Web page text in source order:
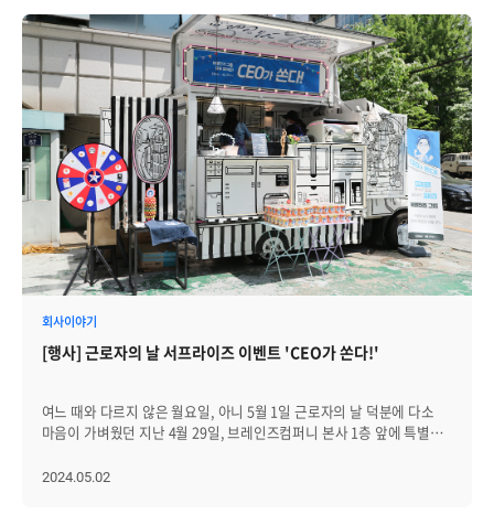
음료와 간식을 받은 구성원들을 삼삼오오 라운지에 모여, 몸과 마음을
든든히 채우며 즐거운 시간을 보냈습니다. │구성원들이 전하는 진심
어린 후기 짧지만 의미였었던 이번 커피차 이벤트에 대한, 몇몇
구성원들의 후기를 들어보았습니다. "쌀쌀한 날씨에 따뜻한 붕어빵을
먹으니 체온이 올라가는 기분이었어요. 팥붕, 슈붕을 나눠 먹으며
동료들과 이야기를 나누다 보니 마음까지 따뜻해졌습니다. 이런
이벤트를 준비해 주신 모든 분들께 감사드립니다!" "추운 날씨였지만,
커피차 덕분에 마음은 따뜻했어요. 오랜만에 붕어빵도 먹고 샌드위치와
커피까지 든든하게 챙겨서 오후 업무를 이어갈 수 있었습니다. 특히 팥
붕어빵이 따뜻하고 달달해서 정말 맛있더라고요. 추운 날씨에도
처음부터 끝까지 음식을 나눠주신 선근 님과 이벤트를 준비해 주신 모든
분들께 감사드립니다!" "커피차 방문 소식을 듣고 점심시간이 오기만을
기다렸어요. 마치 종이 울리면 급식소로 달려가던 고등학생 시절로
돌아간 기분이 들었습니다(웃음). 추운 날씨에도 불구하고 선근 님께서
느껴졌습니다. 든든한 샌드위치와 맛있는 간식으로 하루를 기분 좋게
마무리할 수 있었습니다!" 이번 깜짝 커피차 이벤트를 기획하고 진행한
선근 님은 "2024년을 마무리하는 시점에, 구성원들에게 조금이라도
구성원들을 격려하기 위해 준비했지만, 오히려 한 분 한 분의 밝은
표정을 보며 오히려 힘을 얻을 수 있었다. 앞으로도 모두가 즐겁고,
소감을 전해주셨습니다. 이번 커피차 이벤트는 단순히 음료와 간식을
카페라떼, 바닐라라떼와 같은 기본 커피류는 물론! 리버레몬에이드,
핑크리치에이드, 샤인머스캣에이드와 같은 상큼한 에이드류도 함께
제공되었습니다. 특히 이날 가장 인기를 끌었던 메뉴는 단연, 컵빙수와
컵화채였습니다. 아삭한 제철 과일이 가득 들어간 청량한 화채와 달콤한
아이스크림과 팥이 어우러진 컵빙수는, 무더운 더위인 만큼
구성원들에게 큰 호응을 얻었습니다! 뜨거운 여름은, 달콤한 메뉴의
계절임을 다시금 느끼게 해주는 순간이었습니다. "<근로자의 날 커피차
> 이벤트가 있었던 날 입사해서 이번에 두 번째 커피차를 마주하게
되었는데, 다시 봐도 신선한 경험이었어요(웃음). 요즘 날씨가 너무 덥고
습해서 기운이 없었는데, 커피차 이벤트 덕분에 활력을 되찾았습니다.
특히 화채와 빙수가 맛있어서 더위가 싹- 가셨어요. 이렇게 멋진
이벤트를 준비해 주신 선근님께 감사드립니다!" 라는 구성원의 소감도
들어볼 수 있었습니다. │모두가 함께 즐긴 룰렛 이벤트 하지만 여기서
끝이 아니었습니다. 이날의 또 다른 하이라이트! 바로 '꽝 없는 룰렛
이벤트'가 기다리고 있었는데요. 룰렛에 공을 세 번 던져 점수를
2등에게는 스타벅스 3만 원 권, 3등에게는 1만 원 상품권이
훈훈한 룰렛 이벤트였습니다. 참가자들은 자신의 운과 실력에 의지하여,
힘껏 공을 던졌습니다. 혹시라도 공을 맞히지 못하더라도 선근님이 추가
기회를 제공하는 훈훈한 모습도 볼 수 있었습니다. 그렇게 모두가 함께
"점심 먹고 들어오는 길에 더워서 지쳐있었는데 시원한 커피와 화채,
회사이야기
[행사] 근로자의 날 서프라이즈 이벤트 'CEO가 쏜다!'
여느 때와 다르지 않은 월요일, 아니 5월 1일 근로자의 날 덕분에 다소
마음이 가벼웠던 지난 4월 29일, 브레인즈컴퍼니 본사 1층 앞에 특별한
1층 앞에 등장한 차량은 예쁜 외관을 갖춘 커피차였습니다! 브레인즈
2024.05.02